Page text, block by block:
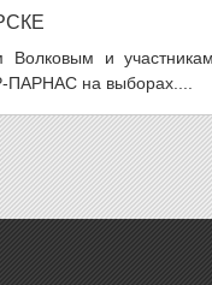
и
ПАРНАС на выборах....